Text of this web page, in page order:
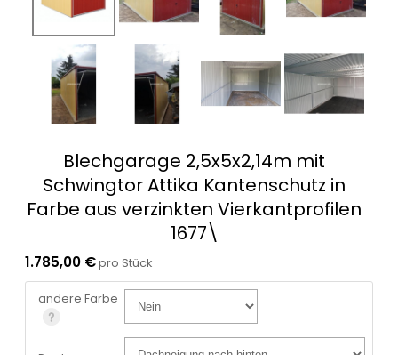
Blechgarage 2,5x5x2,14m mit
Schwingtor Attika Kantenschutz in
Farbe aus verzinkten Vierkantprofilen
1677\
1.785,00 €pro Stück
andere Farbe